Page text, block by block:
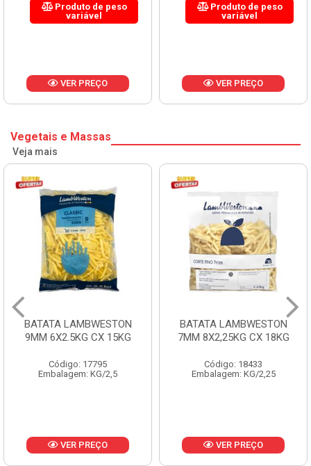
Produto de peso
variável
VER PREÇO
Produto de peso
variável
VER PREÇO
Vegetais e Massas
Veja mais
BATATA LAMBWESTON
9MM 6X2.5KG CX 15KG
Código: 17795
Embalagem: KG/2,5
VER PREÇO
BATATA LAMBWESTON
7MM 8X2,25KG CX 18KG
Código: 18433
Embalagem: KG/2,25
VER PREÇO